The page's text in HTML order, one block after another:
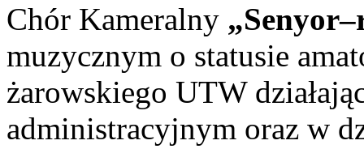
Chór Kameralny
muzycznym o statusie
żarowskiego UTW
administracyjnym oraz w